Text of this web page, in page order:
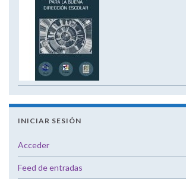
INICIAR SESIÓN
Acceder
Feed de entradas